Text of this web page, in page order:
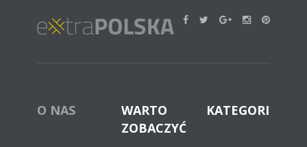
O NAS
WARTO
ZOBACZYĆ
KATEGORIE